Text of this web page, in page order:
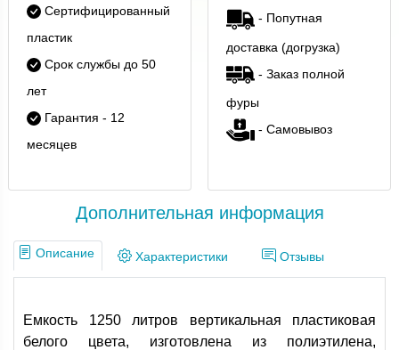
Сертифицированный
пластик
Срок службы до 50
лет
Гарантия - 12
месяцев
- Попутная
доставка (догрузка)
- Заказ полной
фуры
- Самовывоз
Дополнительная информация
Описание Характеристики Отзывы
Емкость 1250 литров вертикальная пластиковая
белого цвета, изготовлена из полиэтилена,